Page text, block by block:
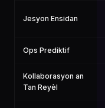
Jesyon Ensidan
Ops Prediktif
Kollaborasyon an
Tan Reyèl